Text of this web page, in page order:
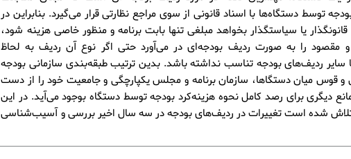
توسط دستگاه‌ها با اسناد قانونی از سوی مراجع نظارتی قرار می‌گیرد. بنابراین در
یا سیاستگذار بخواهد مبلغی تنها بابت برنامه و منظور خاصی هزینه شود،
و مقصود را به صورت ردیف بودجه‌ای در می‌آورد حتی اگر نوع آن ردیف به لحاظ
سایر ردیف‌های بودجه تناسب نداشته باشد. بدین ترتیب طبقه‌بندی سازمانی بودجه
قوس میان دستگاها، سازمان برنامه و مجلس یکپارچگی و جامعیت خود را از دست
دیگری برای رصد کامل نحوه هزینه‌کرد بودجه توسط دستگاه بوجود می‌آید. در این
شده است تغییرات در ردیف‌های بودجه در سه سال اخیر بررسی و آسیب‌شناسی